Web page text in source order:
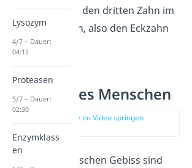
dementsprechend den dritten Zahn im
ersten Quadranten, also den Eckzahn
oben rechts.
Die Zähne des Menschen
zur Stelle im Video springen
im Menschen Gebiss sind
Lysozym
4/7 – Dauer:
04:12
Proteasen
5/7 – Dauer:
02:30
Enzymklass
en